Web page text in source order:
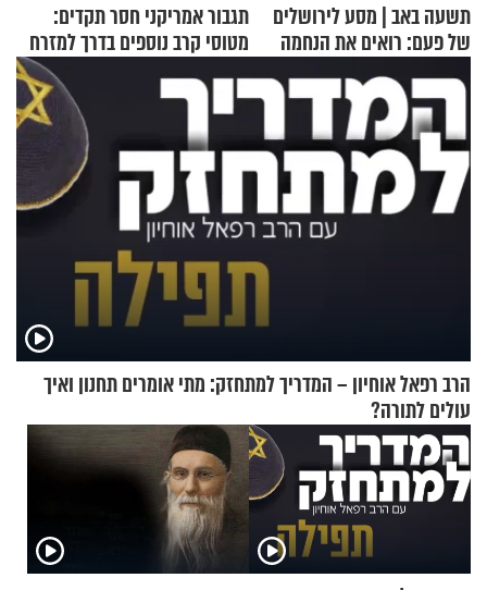
תשעה באב | מסע לירושלים
של פעם: רואים את הנחמה
תגבור אמריקני חסר תקדים:
מטוסי קרב נוספים בדרך למזרח
התיכון
הרב רפאל אוחיון – המדריך למתחזק: מתי אומרים תחנון ואיך
עולים לתורה?